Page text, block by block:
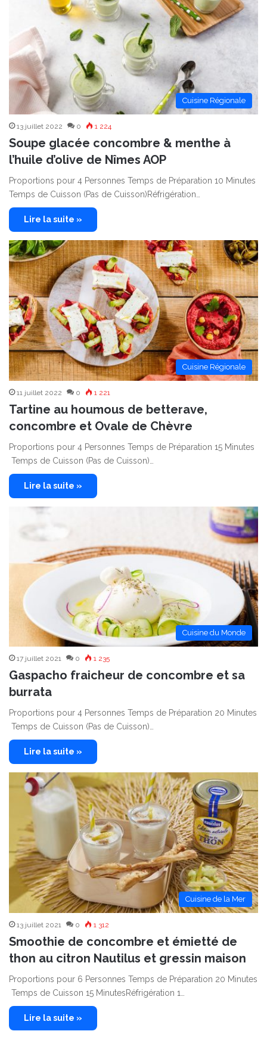
Cuisine Régionale
13 juillet 2022 0 1 224
Soupe glacée concombre & menthe à
l’huile d’olive de Nîmes AOP
Proportions pour 4 Personnes Temps de Préparation 10 Minutes
Temps de Cuisson (Pas de Cuisson)Réfrigération…
Lire la suite »
Cuisine Régionale
11 juillet 2022 0 1 221
Tartine au houmous de betterave,
concombre et Ovale de Chèvre
Proportions pour 4 Personnes Temps de Préparation 15 Minutes
Temps de Cuisson (Pas de Cuisson)…
Lire la suite »
Cuisine du Monde
17 juillet 2021 0 1 235
Gaspacho fraicheur de concombre et sa
burrata
Proportions pour 4 Personnes Temps de Préparation 20 Minutes
Temps de Cuisson (Pas de Cuisson)…
Lire la suite »
Cuisine de la Mer
13 juillet 2021 0 1 312
Smoothie de concombre et émietté de
thon au citron Nautilus et gressin maison
Proportions pour 6 Personnes Temps de Préparation 20 Minutes
Temps de Cuisson 15 MinutesRéfrigération 1…
Lire la suite »